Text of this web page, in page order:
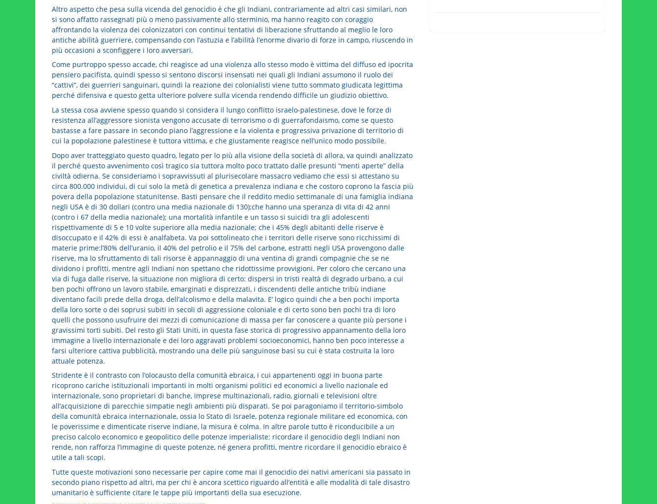
Altro aspetto che pesa sulla vicenda del genocidio è che gli Indiani, contrariamente ad altri casi similari, non
si sono affatto rassegnati più o meno passivamente allo sterminio, ma hanno reagito con coraggio
affrontando la violenza dei colonizzatori con continui tentativi di liberazione sfruttando al meglio le loro
antiche abilità guerriere, compensando con l’astuzia e l’abilità l’enorme divario di forze in campo, riuscendo in
più occasioni a sconfiggere i loro avversari.
Come purtroppo spesso accade, chi reagisce ad una violenza allo stesso modo è vittima del diffuso ed ipocrita
pensiero pacifista, quindi spesso si sentono discorsi insensati nei quali gli Indiani assumono il ruolo dei
“cattivi”, dei guerrieri sanguinari, quindi la reazione dei colonialisti viene tutto sommato giudicata legittima
perché difensiva e questo getta ulteriore polvere sulla vicenda rendendo difficile un giudizio obiettivo.
La stessa cosa avviene spesso quando si considera il lungo conflitto israelo-palestinese, dove le forze di
resistenza all’aggressore sionista vengono accusate di terrorismo o di guerrafondaismo, come se questo
bastasse a fare passare in secondo piano l’aggressione e la violenta e progressiva privazione di territorio di
cui la popolazione palestinese è tuttora vittima, e che giustamente reagisce nell’unico modo possibile.
Dopo aver tratteggiato questo quadro, legato per lo più alla visione della società di allora, va quindi analizzato
il perché questo avvenimento così tragico sia tuttora molto poco trattato dalle presunti “menti aperte” della
civiltà odierna. Se consideriamo i sopravvissuti al plurisecolare massacro vediamo che essi si attestano su
circa 800.000 individui, di cui solo la metà di genetica a prevalenza indiana e che costoro coprono la fascia più
povera della popolazione statunitense. Basti pensare che il reddito medio settimanale di una famiglia indiana
negli USA è di 30 dollari (contro una media nazionale di 130);che hanno una speranza di vita di 42 anni
(contro i 67 della media nazionale); una mortalità infantile e un tasso si suicidi tra gli adolescenti
rispettivamente di 5 e 10 volte superiore alla media nazionale; che i 45% degli abitanti delle riserve è
disoccupato e il 42% di essi è analfabeta. Va poi sottolineato che i territori delle riserve sono ricchissimi di
materie prime:l’80% dell’uranio, il 40% del petrolio e il 75% del carbone, estratti negli USA provengono dalle
riserve, ma lo sfruttamento di tali risorse è appannaggio di una ventina di grandi compagnie che se ne
dividono i profitti, mentre agli Indiani non spettano che ridottissime provvigioni. Per coloro che cercano una
via di fuga dalle riserve, la situazione non migliora di certo: dispersi in tristi realtà di degrado urbano, a cui
ben pochi offrono un lavoro stabile, emarginati e disprezzati, i discendenti delle antiche tribù indiane
diventano facili prede della droga, dell’alcolismo e della malavita. E’ logico quindi che a ben pochi importa
della loro sorte o dei soprusi subiti in secoli di aggressione coloniale e di certo sono ben pochi tra di loro
quelli che possono usufruire dei mezzi di comunicazione di massa per far conoscere a quante più persone i
gravissimi torti subiti. Del resto gli Stati Uniti, in questa fase storica di progressivo appannamento della loro
immagine a livello internazionale e dei loro aggravati problemi socioeconomici, hanno ben poco interesse a
farsi ulteriore cattiva pubblicità, mostrando una delle più sanguinose basi su cui è stata costruita la loro
attuale potenza.
Stridente è il contrasto con l’olocausto della comunità ebraica, i cui appartenenti oggi in buona parte
ricoprono cariche istituzionali importanti in molti organismi politici ed economici a livello nazionale ed
internazionale, sono proprietari di banche, imprese multinazionali, radio, giornali e televisioni oltre
all’acquisizione di parecchie simpatie negli ambienti più disparati. Se poi paragoniamo il territorio-simbolo
della comunità ebraica internazionale, ossia lo Stato di Israele, potenza regionale militare ed economica, con
le poverissime e dimenticate riserve indiane, la misura è colma. In altre parole tutto è riconducibile a un
preciso calcolo economico e geopolitico delle potenze imperialiste: ricordare il genocidio degli Indiani non
rende, non rafforza l’immagine di queste potenze, né genera profitti, mentre ricordare il genocidio ebraico è
utile a tali scopi.
Tutte queste motivazioni sono necessarie per capire come mai il genocidio dei nativi americani sia passato in
secondo piano rispetto ad altri, ma per chi è ancora scettico riguardo all’entità e alle modalità di tale disastro
umanitario è sufficiente citare le tappe più importanti della sua esecuzione.